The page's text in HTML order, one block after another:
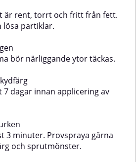
är rent, torrt och fritt från fett.
lösa partiklar.
bör närliggande ytor täckas.
dagar innan applicering av
3 minuter. Provspraya gärna
och sprutmönster.